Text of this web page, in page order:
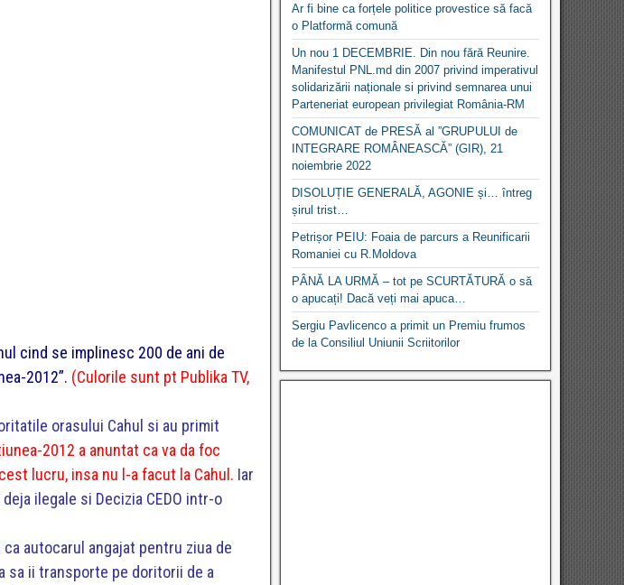
cind se implinesc 200 de ani de
2012”. (Culorile sunt pt Publika TV,
orasului Cahul si au primit
2012 a anuntat ca va da foc
lucru, insa nu l-a facut la Cahul. Iar
ilegale si Decizia CEDO intr-o
autocarul angajat pentru ziua de
sa ii transporte pe doritorii de a
Ar fi bine ca forțele politice provestice să facă
o Platformă comună
Un nou 1 DECEMBRIE. Din nou fără Reunire.
Manifestul PNL.md din 2007 privind imperativul
solidarizării naționale si privind semnarea unui
Parteneriat european privilegiat România-RM
COMUNICAT de PRESĂ al ”GRUPULUI de
INTEGRARE ROMÂNEASCĂ” (GIR), 21
noiembrie 2022
DISOLUȚIE GENERALĂ, AGONIE și… întreg
șirul trist…
Petrișor PEIU: Foaia de parcurs a Reunificarii
Romaniei cu R.Moldova
PÂNĂ LA URMĂ – tot pe SCURTĂTURĂ o să
o apucați! Dacă veți mai apuca…
Sergiu Pavlicenco a primit un Premiu frumos
de la Consiliul Uniunii Scriitorilor